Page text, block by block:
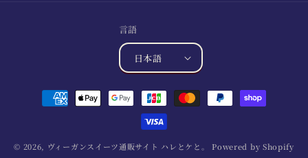
言語
日本語
法
© 2026, ヴィーガンスイーツ通販サイト ハレとケと。
Powered by Shopify